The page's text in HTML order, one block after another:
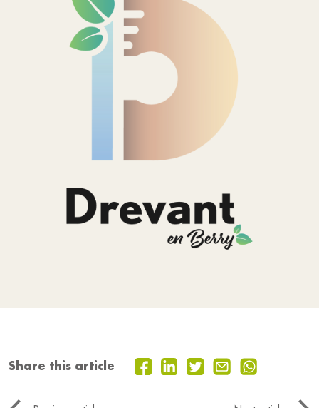
Share this article